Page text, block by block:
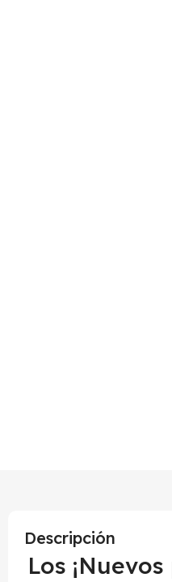
Descripción
Los